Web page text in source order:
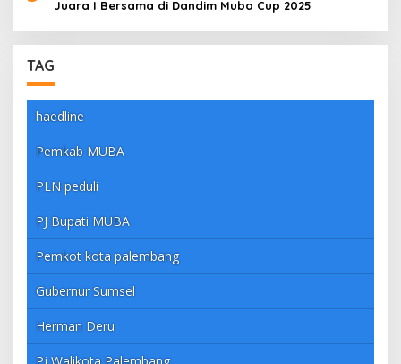
Juara I Bersama di Dandim Muba Cup 2025
TAG
haedline
Pemkab MUBA
PLN peduli
PJ Bupati MUBA
Pemkot kota palembang
Gubernur Sumsel
Herman Deru